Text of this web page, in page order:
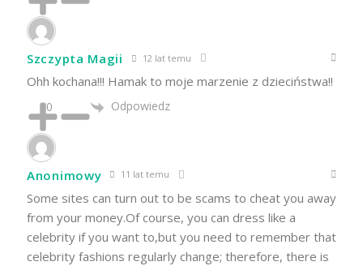
Szczypta Magii 12 lat temu
Ohh kochana!!! Hamak to moje marzenie z dzieciństwa!!
0 Odpowiedz
Anonimowy 11 lat temu
Some sites can turn out to be scams to cheat you away
from your money.Of course, you can dress like a
celebrity if you want to,but you need to remember that
celebrity fashions regularly change; therefore, there is